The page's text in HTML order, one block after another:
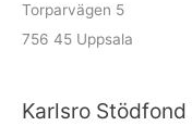
Torparvägen 5
756 45 Uppsala
Karlsro Stödfond